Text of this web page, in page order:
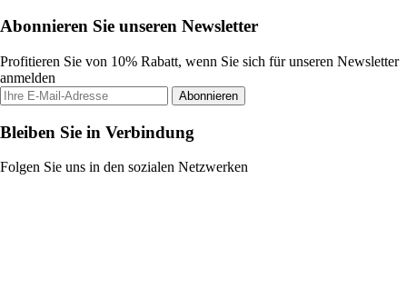
Abonnieren Sie unseren Newsletter
Profitieren Sie von 10% Rabatt, wenn Sie sich für unseren Newsletter
anmelden
Abonnieren
Bleiben Sie in Verbindung
Folgen Sie uns in den sozialen Netzwerken